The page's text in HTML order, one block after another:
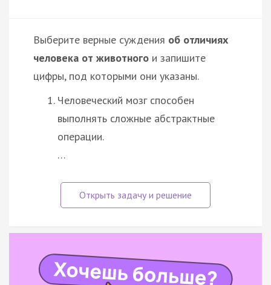
Выберите верные суждения об отличиях
человека от животного и запишите
цифры, под которыми они указаны.
Человеческий мозг способен
выполнять сложные абстрактные
операции.
…